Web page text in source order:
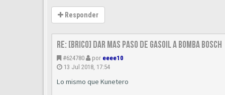
Responder
Re: [BRICO] Dar mas paso de gasoil a bomba BOSCH
#624780 por eeee10
13 Jul 2018, 17:54
Lo mismo que Kunetero